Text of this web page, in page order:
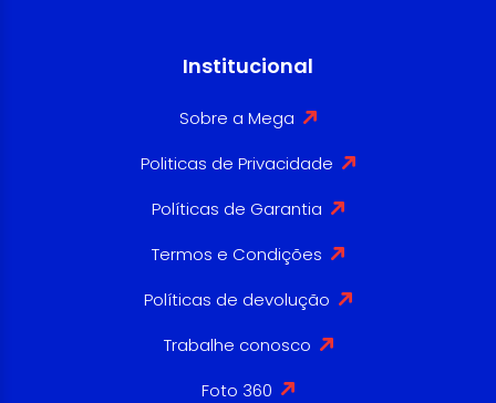
Institucional
Sobre a Mega
Politicas de Privacidade
Políticas de Garantia
Termos e Condições
Políticas de devolução
Trabalhe conosco
Foto 360